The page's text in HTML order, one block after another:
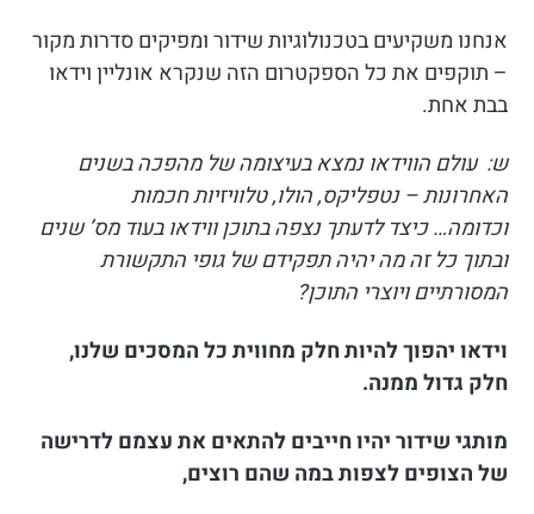
אנחנו משקיעים בטכנולוגיות שידור ומפיקים סדרות מקור
– תוקפים את כל הספקטרום הזה שנקרא אונליין וידאו
בבת אחת.
ש: עולם הווידאו נמצא בעיצומה של מהפכה בשנים
האחרונות – נטפליקס, הולו, טלוויזיות חכמות
וכדומה…כיצד לדעתך נצפה בתוכן ווידאו בעוד מס’ שנים
ובתוך כל זה מה יהיה תפקידם של גופי התקשורת
המסורתיים ויוצרי התוכן?
וידאו יהפוך להיות חלק מחווית כל המסכים שלנו,
חלק גדול ממנה.
מותגי שידור יהיו חייבים להתאים את עצמם לדרישה
של הצופים לצפות במה שהם רוצים,